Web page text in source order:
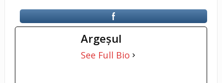
Argeşul
See Full Bio